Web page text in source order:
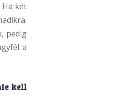
két
pedig
a
kell